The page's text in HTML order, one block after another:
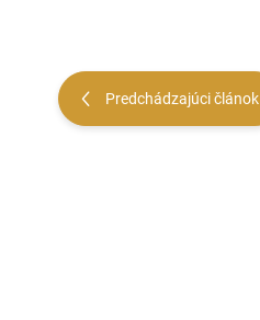
Predchádzajúci článok